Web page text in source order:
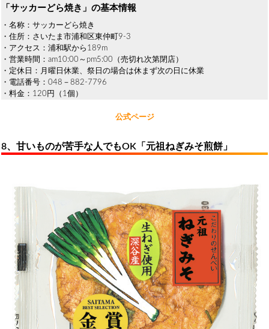
「サッカーどら焼き」の基本情報
・名称：サッカーどら焼き
・住所：さいたま市浦和区東仲町9-3
・アクセス：浦和駅から189m
・営業時間：am10:00～pm5:00（売切れ次第閉店）
・定休日：月曜日休業、祭日の場合は休まず次の日に休業
・電話番号：048－882-7796
・料金：120円（1個）
公式ページ
8、甘いものが苦手な人でもOK「元祖ねぎみそ煎餅」